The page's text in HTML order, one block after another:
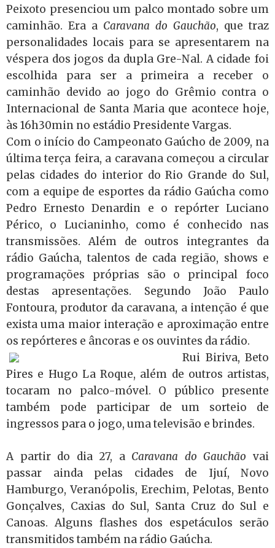
Peixoto presenciou um palco montado sobre um
caminhão. Era a Caravana do Gauchão, que traz
personalidades locais para se apresentarem na
véspera dos jogos da dupla Gre-Nal. A cidade foi
escolhida para ser a primeira a receber o
caminhão devido ao jogo do Grêmio contra o
Internacional de Santa Maria que acontece hoje,
às 16h30min no estádio Presidente Vargas.
Com o início do Campeonato Gaúcho de 2009, na
última terça feira, a caravana começou a circular
pelas cidades do interior do Rio Grande do Sul,
com a equipe de esportes da rádio Gaúcha como
Pedro Ernesto Denardin e o repórter Luciano
Périco, o Lucianinho, como é conhecido nas
transmissões. Além de outros integrantes da
rádio Gaúcha, talentos de cada região, shows e
programações próprias são o principal foco
destas apresentações. Segundo João Paulo
Fontoura, produtor da caravana, a intenção é que
exista uma maior interação e aproximação entre
os repórteres e âncoras e os ouvintes da rádio.
Rui Biriva, Beto
Pires e Hugo La Roque, além de outros artistas,
tocaram no palco-móvel. O público presente
também pode participar de um sorteio de
ingressos para o jogo, uma televisão e brindes.
A partir do dia 27, a Caravana do Gauchão vai
passar ainda pelas cidades de Ijuí, Novo
Hamburgo, Veranópolis, Erechim, Pelotas, Bento
Gonçalves, Caxias do Sul, Santa Cruz do Sul e
Canoas. Alguns flashes dos espetáculos serão
transmitidos também na rádio Gaúcha.